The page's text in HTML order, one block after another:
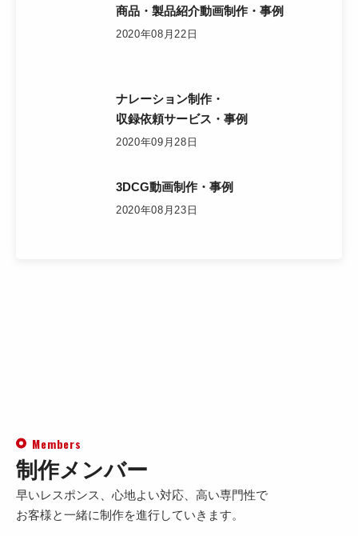
商品・製品紹介動画制作・事例
2020年08月22日
ナレーション制作・
収録依頼サービス・事例
2020年09月28日
3DCG動画制作・事例
2020年08月23日
Members
制作メンバー
早いレスポンス、心地よい対応、高い専門性で
お客様と一緒に制作を進行していきます。